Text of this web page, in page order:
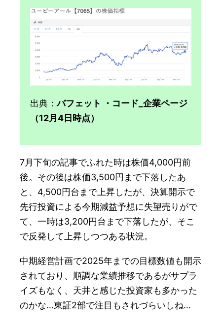
出典：バフェット ・コード_企業ページ
（12月4日時点）
7月下旬の記事でふれた時は株価4,000円前
後。その後は株価3,500円まで下落したあ
と、4,500円台まで上昇したが、決算開示で
先行投資による今期減益予想に失望売りがで
て、一時は3,200円台まで下落したが、そこ
で反発して上昇しつつある状況。
中期経営計画で2025年までの目標数値も開示
されており、順調な業績推移であるがサプラ
イズもなく、天井と感じた投資家も多かった
のかな…東証2部で注目もされづらいしね…